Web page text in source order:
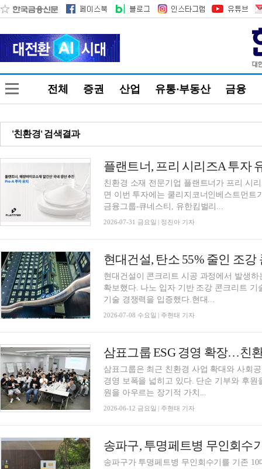
전체 증권 산업 유통·부동산 금융
'친환경' 검색결과
플랜트너, 프리 시리즈A 투자
친환경 소재 전문기업 플랜트너가 프리 시
면 이번 투자에는 쿨리지코너인베스트먼
금융그룹-큐네스티, 유한킴벌리...
2026-07-31 금요일 | 정진아 기자
현대건설, 탄소 55% 줄인 조
현대건설이 콘크리트 시공 과정에서 발생
확보했다. 나노 입자 기반 조강 콘크리트
기술 경쟁력을 입증했다.현대...
2026-07-08 수요일 | 주현태 기자
삼표그룹 ESG 경영 확장…친
삼표그룹은 최근 친환경 사업 확대와 사회
경영 보폭을 넓히고 있다. 단순 기부와 후
원을 아우르는 장기적 가치...
2026-06-12 금요일 | 주현태 기자
송파구, 투명페트병 무인회수
송파구가 투명페트병 무인회수기를 기존